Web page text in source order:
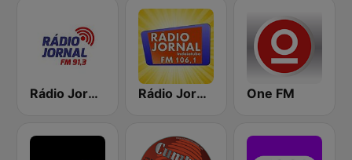
Rádio Jornal FM Rádio Jornal One FM